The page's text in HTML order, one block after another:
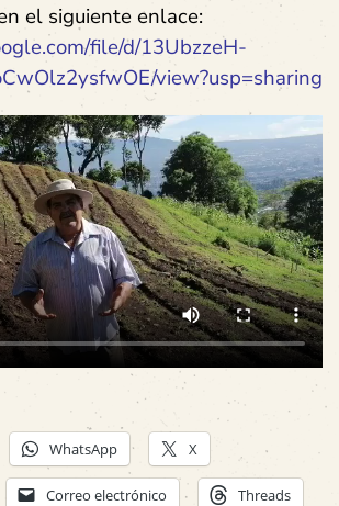
el siguiente enlace:
file/d/13UbzzeH-
view?usp=sharing
WhatsApp X
Correo electrónico Threads